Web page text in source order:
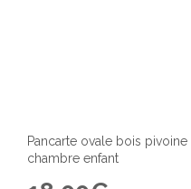
Pancarte ovale bois
chambre enfant